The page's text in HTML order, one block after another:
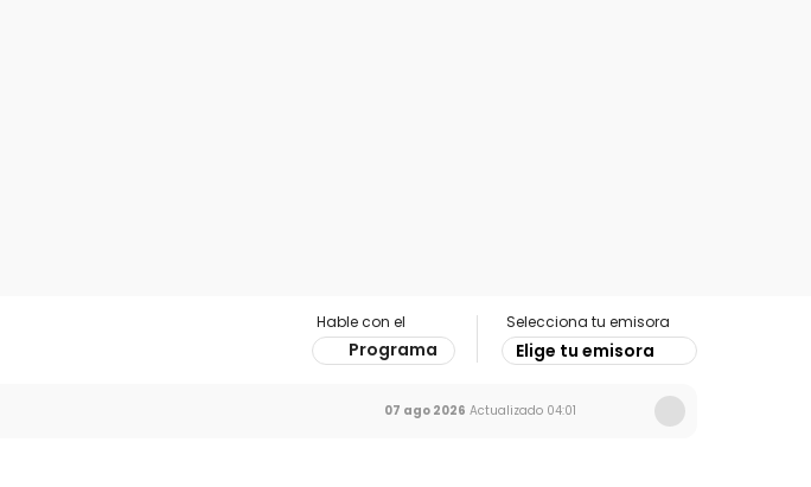
Hable con el
Programa
Selecciona tu emisora
Elige tu emisora
07 ago 2026 Actualizado 04:01